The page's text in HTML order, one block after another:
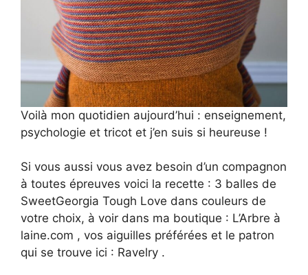
Voilà mon quotidien aujourd’hui : enseignement,
psychologie et tricot et j’en suis si heureuse !
Si vous aussi vous avez besoin d’un compagnon
à toutes épreuves voici la recette : 3 balles de
SweetGeorgia Tough Love dans couleurs de
votre choix, à voir dans ma boutique : L’Arbre à
laine.com , vos aiguilles préférées et le patron
qui se trouve ici : Ravelry .